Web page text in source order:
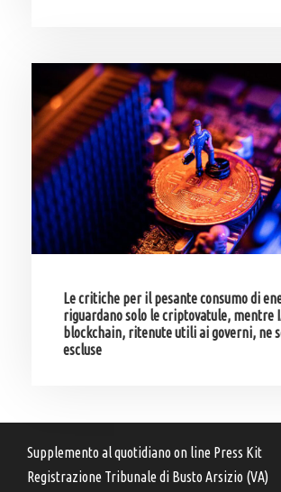
Le critiche per il pesante consumo di
riguardano solo le criptovatule, mentre
blockchain, ritenute utili ai governi, ne
escluse
Supplemento al quotidiano on line Press Kit
Registrazione Tribunale di Busto Arsizio (VA)